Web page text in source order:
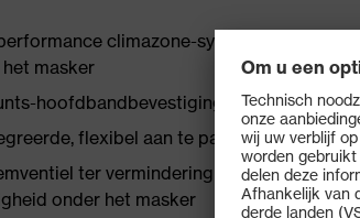
climazone-systeem met drie
masker
hoofdbandbevestiging voor een
flexibel aan te passen neusclip
ter vermindering van de
onder het masker